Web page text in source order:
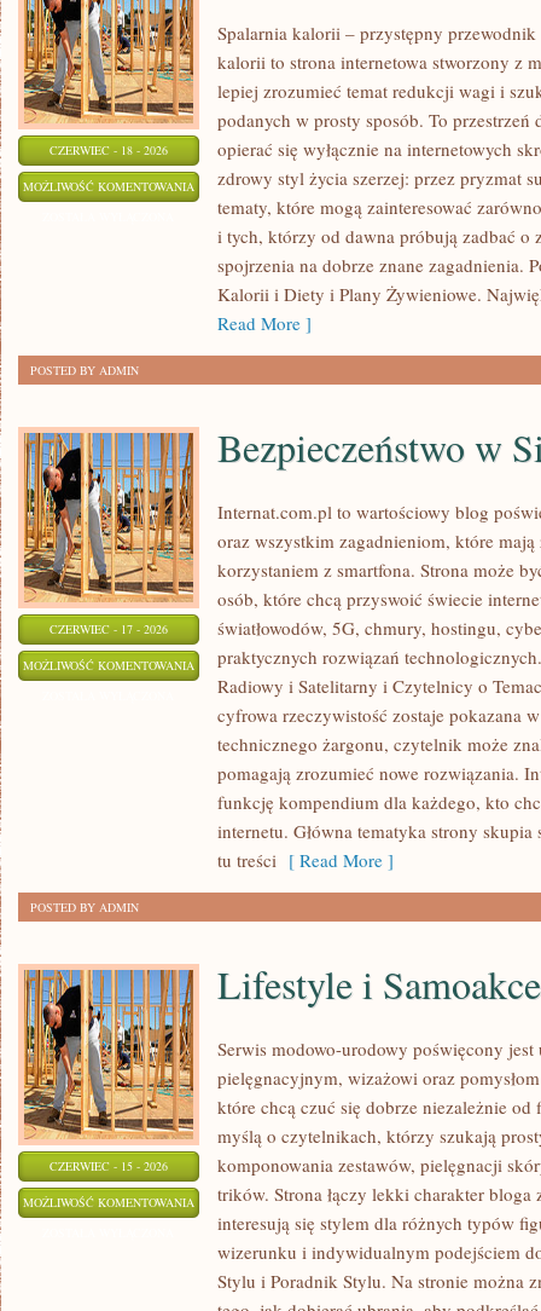
CZERWIEC - 18 - 2026
MOŻLIWOŚĆ KOMENTOWANIA LIFESTYLE
ZDROWE
NAWYKI
Spalarnia kalorii – przystępny
kalorii to strona internetowa stworzony z
lepiej zrozumieć temat redukcji wagi i
podanych w prosty sposób. To
opierać się wyłącznie na internetowych
zdrowy styl życia szerzej: przez pryzmat
tematy, które mogą zainteresować
i tych, którzy od dawna próbują zadbać o
spojrzenia na dobrze znane zagadnienia.
Kalorii i Diety i Plany Żywieniowe.
Read More ]
POSTED BY ADMIN
CZERWIEC - 17 - 2026
MOŻLIWOŚĆ KOMENTOWANIA BEZPIECZEŃSTWO
SIECI
Bezpieczeństwo w
Internat.com.pl to wartościowy blog
oraz wszystkim zagadnieniom, które
korzystaniem z smartfona. Strona może
osób, które chcą przyswoić świecie
światłowodów, 5G, chmury, hostingu,
praktycznych rozwiązań
Radiowy i Satelitarny i Czytelnicy o
cyfrowa rzeczywistość zostaje pokazana
technicznego żargonu, czytelnik może
pomagają zrozumieć nowe rozwiązania.
funkcję kompendium dla każdego, kto
internetu. Główna tematyka strony skupia
tu treści [ Read More ]
POSTED BY ADMIN
CZERWIEC - 15 - 2026
MOŻLIWOŚĆ KOMENTOWANIA LIFESTYLE
SAMOAKCEPTACJA
Lifestyle i
Serwis modowo-urodowy poświęcony
pielęgnacyjnym, wizażowi oraz
które chcą czuć się dobrze niezależnie od
myślą o czytelnikach, którzy szukają
komponowania zestawów, pielęgnacji
trików. Strona łączy lekki charakter
interesują się stylem dla różnych typów
wizerunku i indywidualnym podejściem
Stylu i Poradnik Stylu. Na stronie można